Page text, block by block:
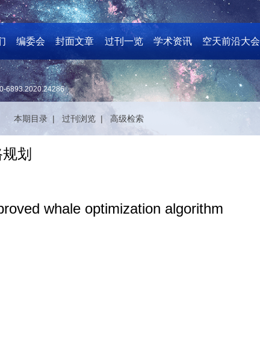
编委会 封面文章 过刊一览 学术资讯 空天前沿大会
6893.2020.24286
本期目录 | 过刊浏览 | 高级检索
划
whale optimization algorithm